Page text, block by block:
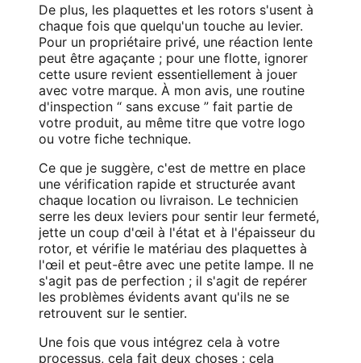
De plus, les plaquettes et les rotors s'usent à
chaque fois que quelqu'un touche au levier.
Pour un propriétaire privé, une réaction lente
peut être agaçante ; pour une flotte, ignorer
cette usure revient essentiellement à jouer
avec votre marque. À mon avis, une routine
d'inspection “ sans excuse ” fait partie de
votre produit, au même titre que votre logo
ou votre fiche technique.
Ce que je suggère, c'est de mettre en place
une vérification rapide et structurée avant
chaque location ou livraison. Le technicien
serre les deux leviers pour sentir leur fermeté,
jette un coup d'œil à l'état et à l'épaisseur du
rotor, et vérifie le matériau des plaquettes à
l'œil et peut-être avec une petite lampe. Il ne
s'agit pas de perfection ; il s'agit de repérer
les problèmes évidents avant qu'ils ne se
retrouvent sur le sentier.
Une fois que vous intégrez cela à votre
processus, cela fait deux choses : cela